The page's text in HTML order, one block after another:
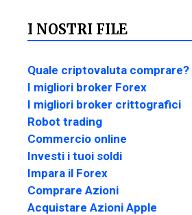
I NOSTRI FILE
Quale criptovaluta comprare?
I migliori broker Forex
I migliori broker crittografici
Robot trading
Commercio online
Investi i tuoi soldi
Impara il Forex
Comprare Azioni
Acquistare Azioni Apple